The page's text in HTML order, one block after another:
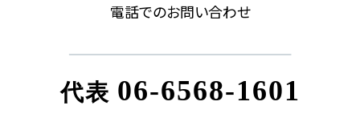
電話でのお問い合わせ
代表 06-6568-1601